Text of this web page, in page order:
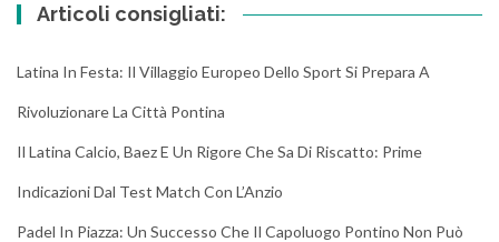
Articoli consigliati:
Latina In Festa: Il Villaggio Europeo Dello Sport Si Prepara A
Rivoluzionare La Città Pontina
Il Latina Calcio, Baez E Un Rigore Che Sa Di Riscatto: Prime
Indicazioni Dal Test Match Con L’Anzio
Padel In Piazza: Un Successo Che Il Capoluogo Pontino Non Può